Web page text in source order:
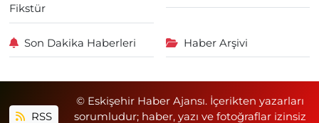
Fikstür
Son Dakika Haberleri Haber Arşivi
RSS
© Eskişehir Haber Ajansı. İçerikten yazarları
sorumludur; haber, yazı ve fotoğraflar izinsiz